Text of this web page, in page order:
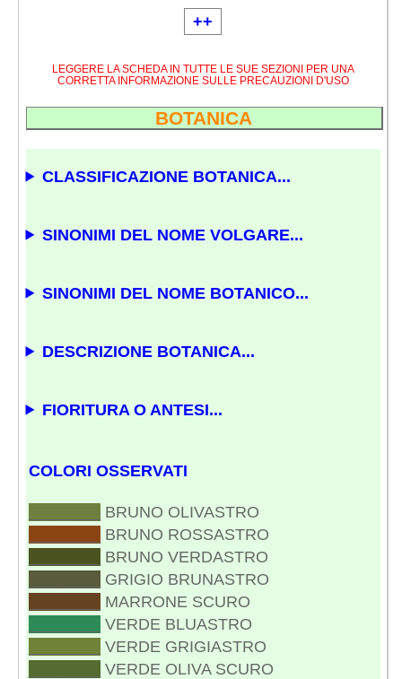
++
LEGGERE LA SCHEDA IN TUTTE LE SUE SEZIONI PER UNA
CORRETTA INFORMAZIONE SULLE PRECAUZIONI D'USO
BOTANICA
CLASSIFICAZIONE BOTANICA...
SINONIMI DEL NOME VOLGARE...
SINONIMI DEL NOME BOTANICO...
DESCRIZIONE BOTANICA...
FIORITURA O ANTESI...
COLORI OSSERVATI
BRUNO OLIVASTRO
BRUNO ROSSASTRO
BRUNO VERDASTRO
GRIGIO BRUNASTRO
MARRONE SCURO
VERDE BLUASTRO
VERDE GRIGIASTRO
VERDE OLIVA SCURO